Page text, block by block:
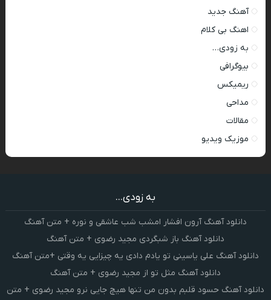
آهنگ جدید
اهنگ بی کلام
به زودی…
بیوگرافی
ریمیکس
مداحی
مقالات
موزیک ویدیو
به زودی...
دانلود آهنگ آرون افشار امشب شب عاشقی و نوره + متن آهنگ
دانلود آهنگ باز شبگردی مجید رضوی + متن آهنگ
دانلود آهنگ علی یاسینی تو یادم دادی یه چیزایی یه وقتی +متن آهنگ
دانلود آهنگ مثل تو از مجید رضوی + متن آهنگ
دانلود آهنگ حسود قلبم بدون من تنها هیچ جایی نرو مجید رضوی + متن